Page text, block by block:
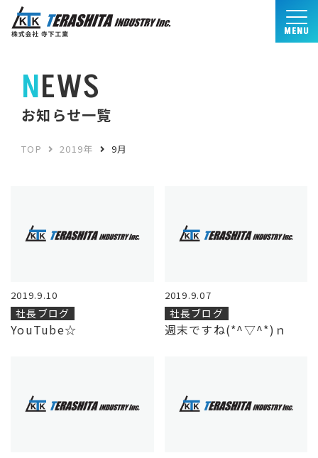
MENU
NEWS
お知らせ一覧
TOP 2019年 9月
2019.9.10
社長ブログ
YouTube☆
2019.9.07
社長ブログ
週末ですね(*^▽^*)ｎ